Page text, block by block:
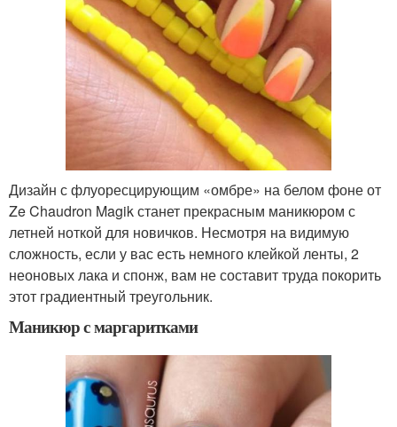
Дизайн с флуоресцирующим «омбре» на белом фоне от
Ze Chaudron Magik станет прекрасным маникюром с
летней ноткой для новичков. Несмотря на видимую
сложность, если у вас есть немного клейкой ленты, 2
неоновых лака и спонж, вам не составит труда покорить
этот градиентный треугольник.
Маникюр с маргаритками